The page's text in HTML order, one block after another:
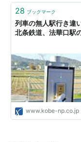
です。 この手荷物
28 ブックマーク
列車の無人駅行き違
北条鉄道、法華口駅
www.kobe-np.co.jp